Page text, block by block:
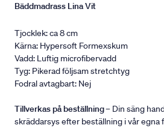
Bäddmadrass Lina Vit
Tjocklek: ca 8 cm
Kärna: Hypersoft Formexskum
Vadd: Luftig microfibervadd
Tyg: Pikerad följsam stretchtyg
Fodral avtagbart: Nej
Tillverkas på beställning– Din säng
skräddarsys efter beställning i vår egna